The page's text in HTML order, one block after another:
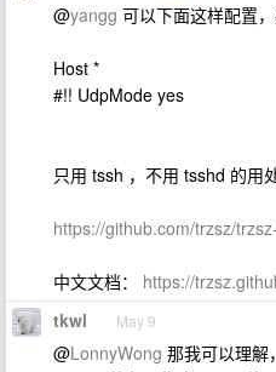
@yangg 可以下面这样配置
Host *
#!! UdpMode yes
只用 tssh ，不用 tsshd 的用
https://github.com/trzsz/
中文文档： https://
tkwl May 9
@LonnyWong 那我可以理解